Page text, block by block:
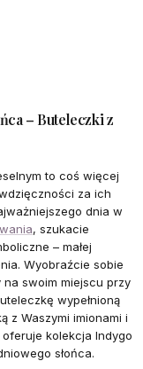
– Buteleczki z
to coś więcej
za ich
dnia w
, szukacie
– małej
Wyobraźcie sobie
swoim miejscu przy
wypełnioną
z Waszymi imionami i
oferuje kolekcja Indygo
słońca.